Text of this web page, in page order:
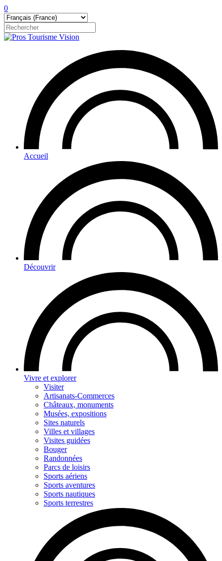
0
Accueil
Découvrir
Vivre et explorer
Visiter
Artisanats-Commerces
Châteaux, monuments
Musées, expositions
Sites naturels
Villes et villages
Visites guidées
Bouger
Randonnées
Parcs de loisirs
Sports aériens
Sports aventures
Sports nautiques
Sports terrestres